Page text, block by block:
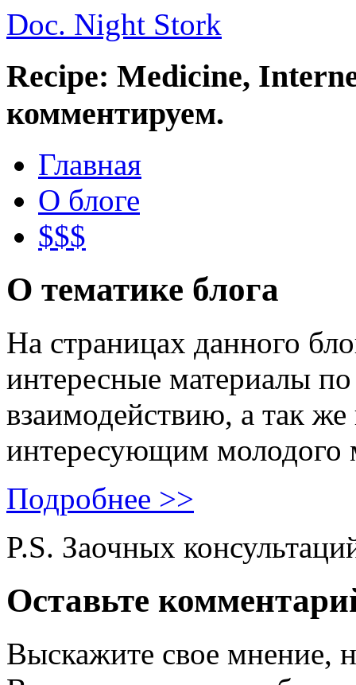
Doc. Night Stork
Recipe: Medicine,
комментируем.
Главная
О блоге
$$$
О тематике блога
На страницах данного
интересные материалы
взаимодействию, а так
интересующим молодого
Подробнее >>
P.S. Заочных
Оставьте
Выскажите свое мнение,